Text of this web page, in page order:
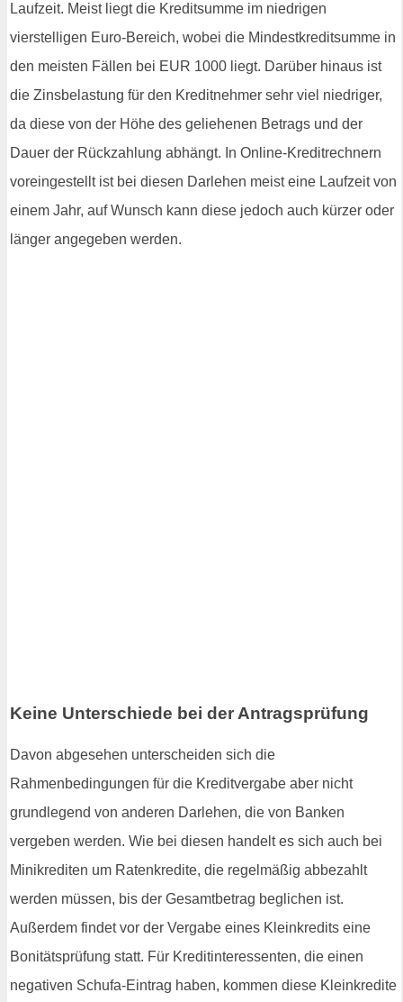
Laufzeit. Meist liegt die Kreditsumme im niedrigen
vierstelligen Euro-Bereich, wobei die Mindestkreditsumme in
den meisten Fällen bei EUR 1000 liegt. Darüber hinaus ist
die Zinsbelastung für den Kreditnehmer sehr viel niedriger,
da diese von der Höhe des geliehenen Betrags und der
Dauer der Rückzahlung abhängt. In Online-Kreditrechnern
voreingestellt ist bei diesen Darlehen meist eine Laufzeit von
einem Jahr, auf Wunsch kann diese jedoch auch kürzer oder
länger angegeben werden.
Keine Unterschiede bei der Antragsprüfung
Davon abgesehen unterscheiden sich die
Rahmenbedingungen für die Kreditvergabe aber nicht
grundlegend von anderen Darlehen, die von Banken
vergeben werden. Wie bei diesen handelt es sich auch bei
Minikrediten um Ratenkredite, die regelmäßig abbezahlt
werden müssen, bis der Gesamtbetrag beglichen ist.
Außerdem findet vor der Vergabe eines Kleinkredits eine
Bonitätsprüfung statt. Für Kreditinteressenten, die einen
negativen Schufa-Eintrag haben, kommen diese Kleinkredite